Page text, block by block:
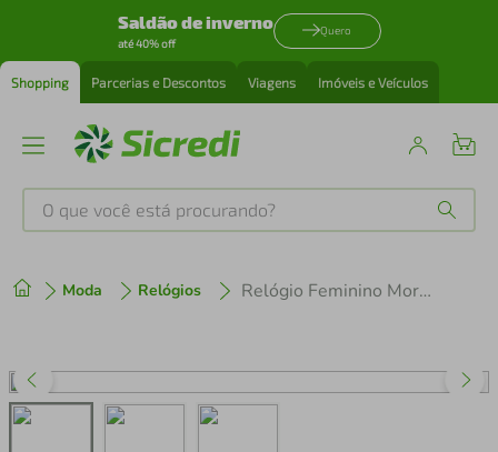
Saldão de inverno
até 40% off
Quero
Shopping Parcerias e Descontos Viagens Imóveis e Veículos
O que você está procurando?
Moda Relógios Relógio Feminino Mormaii Neo Vintage MO2036KE/1T
2º cafeteira